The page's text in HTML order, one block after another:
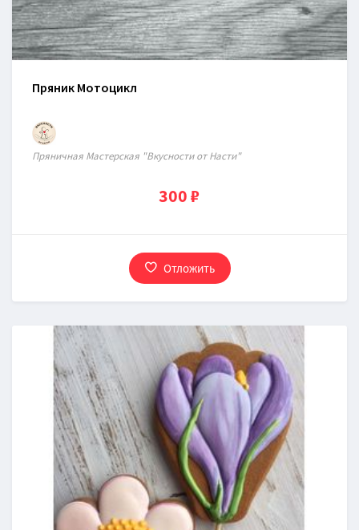
Пряник Мотоцикл
Пряничная Мастерская "Вкусности от Насти"
300 ₽
Отложить